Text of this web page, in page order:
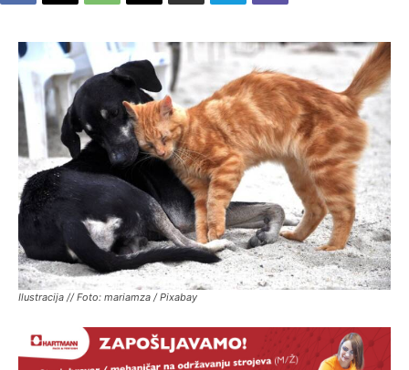
Ilustracija // Foto: mariamza / Pixabay